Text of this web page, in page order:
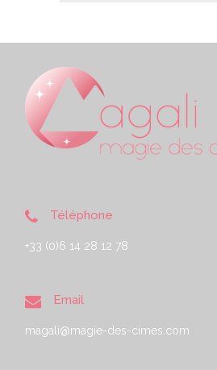
Téléphone
+33 (0)6 14 28 12 78
Email
magali@magie-des-cimes.com